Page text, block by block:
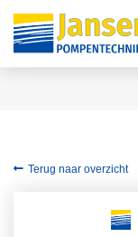
Terug naar overzicht